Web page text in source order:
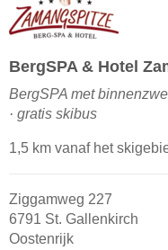
BergSPA & Hotel
BergSPA met
· gratis skibus
1,5 km vanaf het
Ziggamweg 227
6791 St. Gallenkirch
Oostenrijk